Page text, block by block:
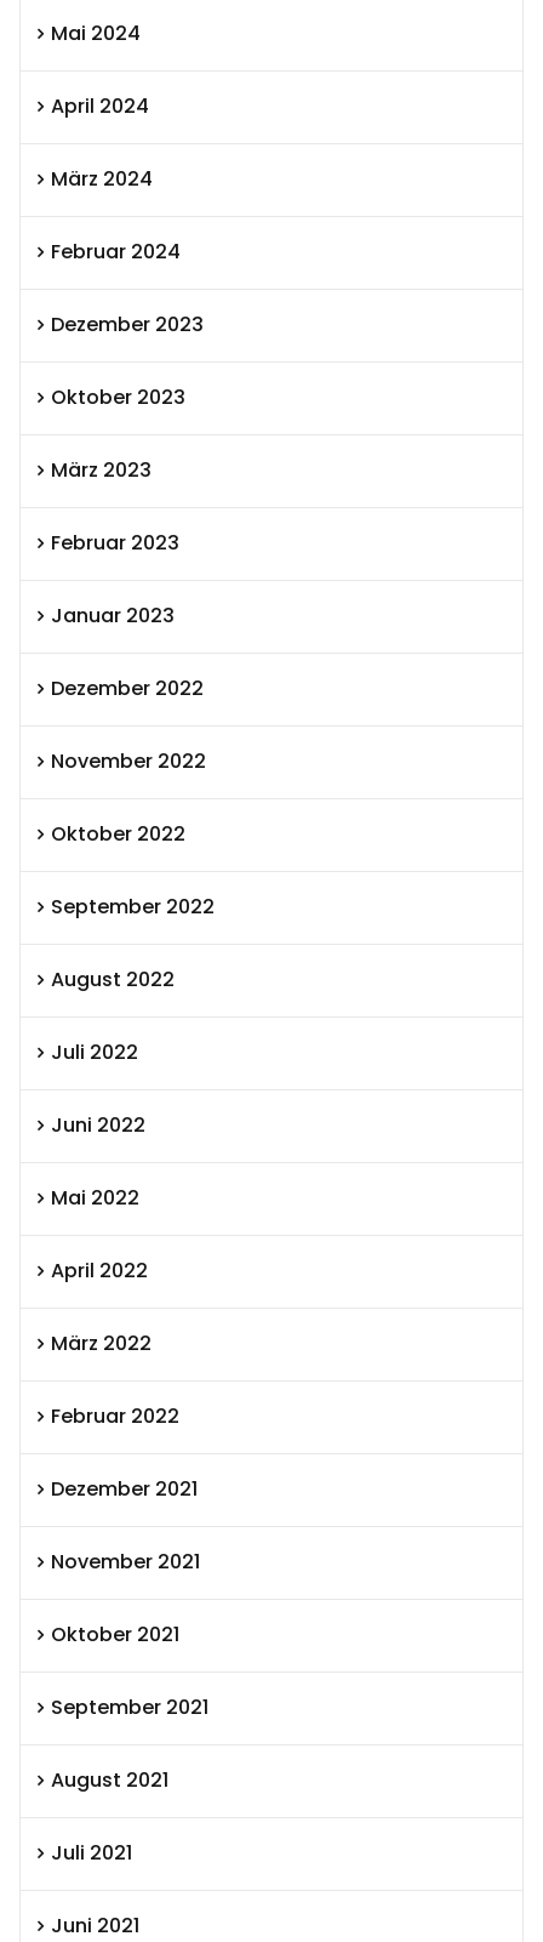
Mai 2024
April 2024
März 2024
Februar 2024
Dezember 2023
Oktober 2023
März 2023
Februar 2023
Januar 2023
Dezember 2022
November 2022
Oktober 2022
September 2022
August 2022
Juli 2022
Juni 2022
Mai 2022
April 2022
März 2022
Februar 2022
Dezember 2021
November 2021
Oktober 2021
September 2021
August 2021
Juli 2021
Juni 2021